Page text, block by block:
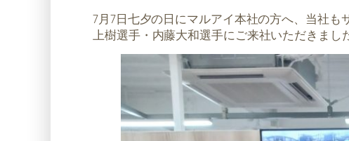
7月7日七夕の日にマルアイ本社の方へ、当社
上樹選手・内藤大和選手にご来社いただきまし